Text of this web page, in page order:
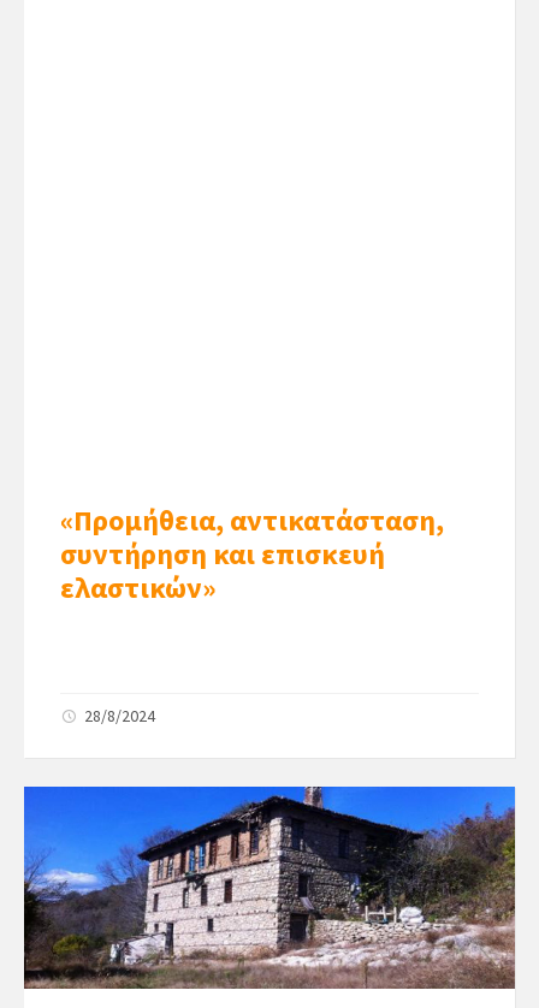
«Προμήθεια, αντικατάσταση,
συντήρηση και επισκευή
ελαστικών»
28/8/2024